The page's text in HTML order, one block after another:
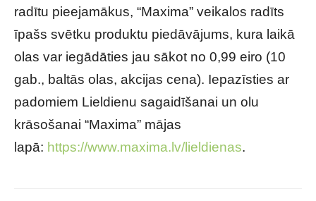
radītu pieejamākus, “Maxima” veikalos radīts
īpašs svētku produktu piedāvājums, kura laikā
olas var iegādāties jau sākot no 0,99 eiro (10
gab., baltās olas, akcijas cena). Iepazīsties ar
padomiem Lieldienu sagaidīšanai un olu
krāsošanai “Maxima” mājas
lapā: https://www.maxima.lv/lieldienas.